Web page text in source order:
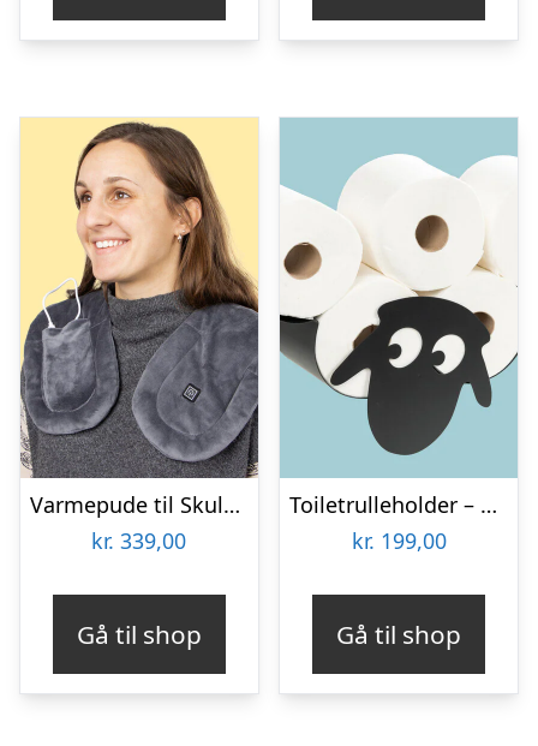
Varmepude til Skuldre og Ryg – Zenkuru
kr. 339,00
Gå til shop
Toiletrulleholder – Liggende får
kr. 199,00
Gå til shop